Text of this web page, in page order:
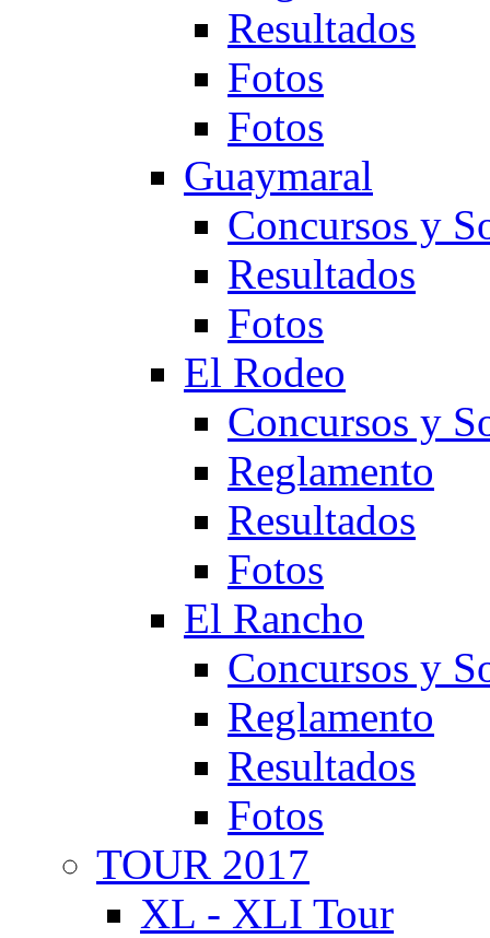
Resultados
Fotos
Fotos
Guaymaral
Concursos y
Resultados
Fotos
El Rodeo
Concursos y
Reglamento
Resultados
Fotos
El Rancho
Concursos y
Reglamento
Resultados
Fotos
TOUR 2017
XL - XLI Tour